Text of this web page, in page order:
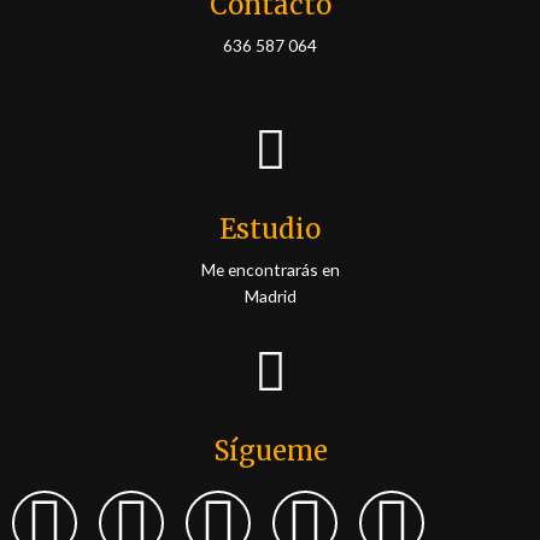
636 587 064
Estudio
Me encontrarás en
Madrid
Sígueme
F I L T P